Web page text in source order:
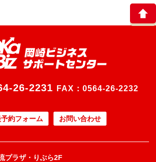
26-2231 FAX：0564-26-2232
約フォーム お問い合わせ
プラザ・りぶら2F